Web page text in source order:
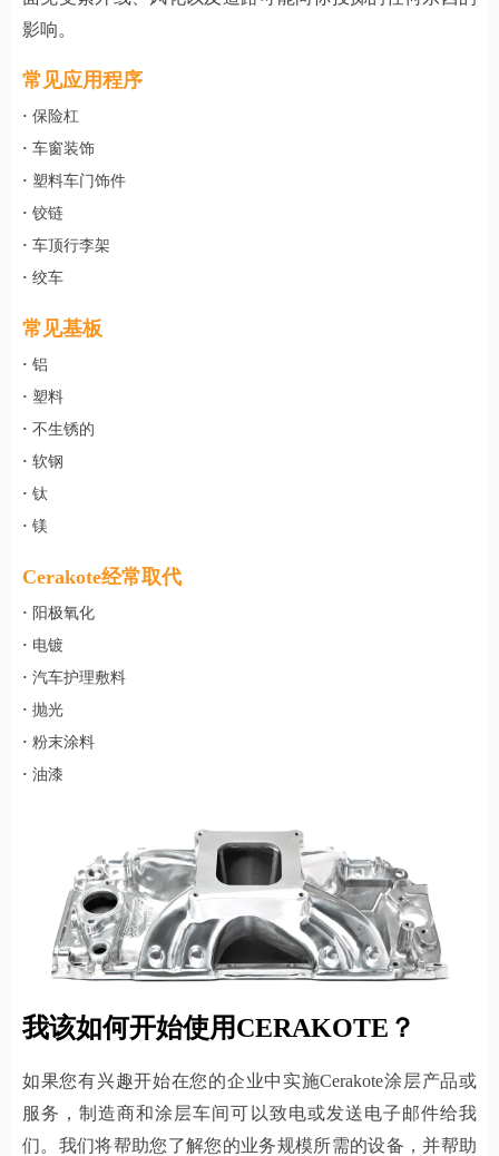
影响。
常见应用程序
· 保险杠
· 车窗装饰
· 塑料车门饰件
· 铰链
· 车顶行李架
· 绞车
常见基板
· 铝
· 塑料
· 不生锈的
· 软钢
· 钛
· 镁
Cerakote经常取代
· 阳极氧化
· 电镀
· 汽车护理敷料
· 抛光
· 粉末涂料
· 油漆
我该如何开始使用CERAKOTE？
如果您有兴趣开始在您的企业中实施Cerakote涂层产品或
服务，制造商和涂层车间可以致电或发送电子邮件给我
们。我们将帮助您了解您的业务规模所需的设备，并帮助